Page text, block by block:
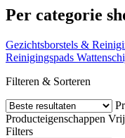
Per categorie
Gezichtsborstels &
Reinigingspads
Filteren & Sorteren
Producteigenschappen
Filters